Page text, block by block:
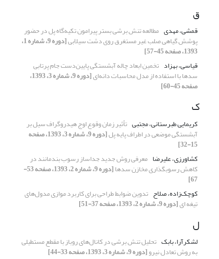
ق
قمشی، مهدی مطالعه تنش برشی بستر پیرامون تکیه‌گاه پل در حضور
پوشش گیاهی صلب غیر مستغرق روی دشت سیلابی [دوره 9، شماره 1،
1393، صفحه 45-57]
قیاسی، بهزاد تخمین ابعاد چاله آبشستگی پایین‌دست جام پرتابی
سدها با استفاده از مدل محاسبات دانه‌ای [دوره 9، شماره 3، 1393،
صفحه 45-60]
ک
کریمایی طبرستانی، مجتبی تأثیر زمان وقوع اوج هیدروگراف سیل بر
آبشستگی موضعی در اطراف پایه پل [دوره 9، شماره 3، 1393، صفحه
15-32]
کشاورزی، علیرضا معرفی روش جدید جداساز رسوب بندمانند در
کاهش رسوبگذاری مخازن سدها [دوره 9، شماره 2، 1393، صفحه 53-
67]
کوچک‌زاده، صلاح تدوین ضوابط طراحی برای کاربرد موازی مدول‌های
تیغه‏ ای[دوره 9، شماره 2، 1393، صفحه 37-51]
ل
لشکرآرا، بابک تحلیل تنش برشی در کانال‌های روباز با مقطع مستطیلی
به روش تعادل نیرو[دوره 9، شماره 3، 1393، صفحه 33-44]